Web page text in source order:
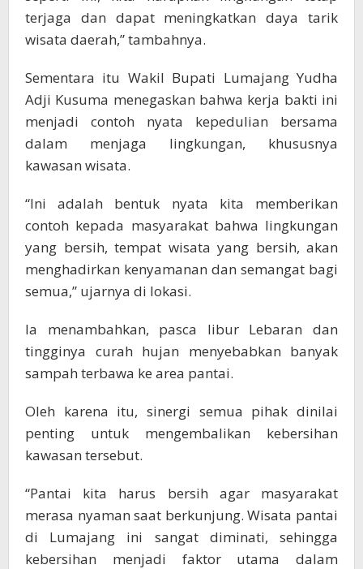
terjaga dan dapat meningkatkan daya tarik
wisata daerah,” tambahnya.
Sementara itu Wakil Bupati Lumajang Yudha
Adji Kusuma menegaskan bahwa kerja bakti ini
menjadi contoh nyata kepedulian bersama
dalam menjaga lingkungan, khususnya
kawasan wisata.
“Ini adalah bentuk nyata kita memberikan
contoh kepada masyarakat bahwa lingkungan
yang bersih, tempat wisata yang bersih, akan
menghadirkan kenyamanan dan semangat bagi
semua,” ujarnya di lokasi.
Ia menambahkan, pasca libur Lebaran dan
tingginya curah hujan menyebabkan banyak
sampah terbawa ke area pantai.
Oleh karena itu, sinergi semua pihak dinilai
penting untuk mengembalikan kebersihan
kawasan tersebut.
“Pantai kita harus bersih agar masyarakat
merasa nyaman saat berkunjung. Wisata pantai
di Lumajang ini sangat diminati, sehingga
kebersihan menjadi faktor utama dalam